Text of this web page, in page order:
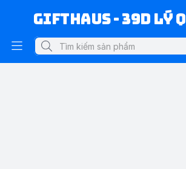
Gifthaus - 39D Lý